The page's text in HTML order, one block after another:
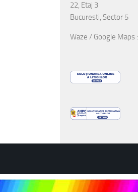
22, Etaj 3
Bucuresti, Sector 5
Waze / Google Maps